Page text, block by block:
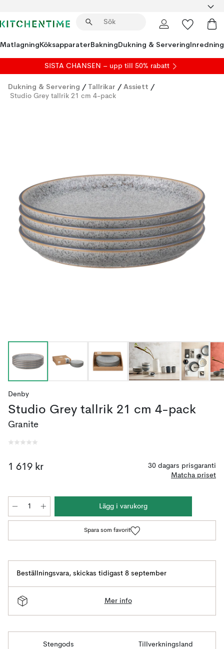
MatlagningKöksapparaterBakningDukning & ServeringInredning
SISTA CHANSEN – upp till 50% rabatt
Dukning & Servering / Tallrikar / Assiett /
Studio Grey tallrik 21 cm 4-pack
Denby
Studio Grey tallrik 21 cm 4-pack
Granite
1 619 kr
30 dagars prisgaranti
Matcha priset
Lägg i varukorg
Spara som favorit
Beställningsvara, skickas tidigast 8 september
Mer info
Stengods Tillverkningsland